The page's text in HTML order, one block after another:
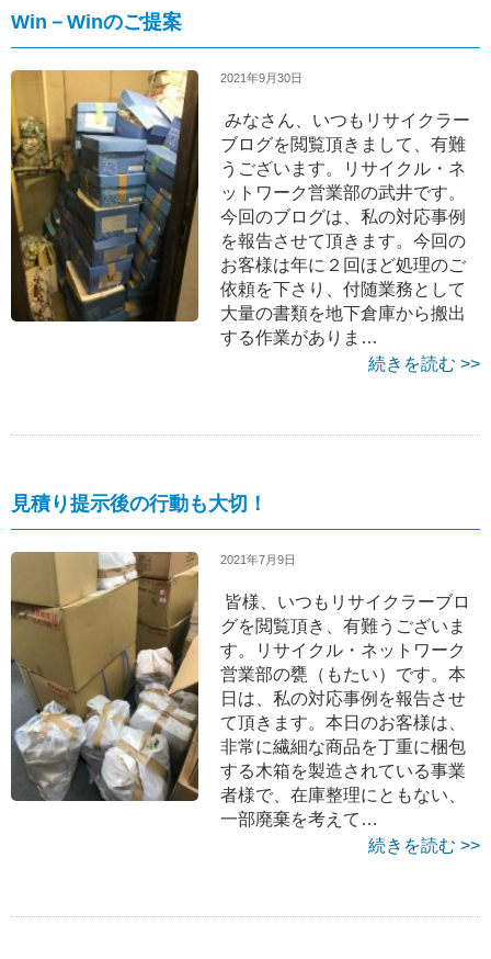
Win－Winのご提案
2021年9月30日
みなさん、いつもリサイクラー
ブログを閲覧頂きまして、有難
うございます。リサイクル・ネ
ットワーク営業部の武井です。
今回のブログは、私の対応事例
を報告させて頂きます。今回の
お客様は年に２回ほど処理のご
依頼を下さり、付随業務として
大量の書類を地下倉庫から搬出
する作業がありま…
続きを読む >>
見積り提示後の行動も大切！
2021年7月9日
皆様、いつもリサイクラーブロ
グを閲覧頂き、有難うございま
す。リサイクル・ネットワーク
営業部の甕（もたい）です。本
日は、私の対応事例を報告させ
て頂きます。本日のお客様は、
非常に繊細な商品を丁重に梱包
する木箱を製造されている事業
者様で、在庫整理にともない、
一部廃棄を考えて…
続きを読む >>